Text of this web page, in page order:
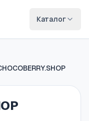
Каталог